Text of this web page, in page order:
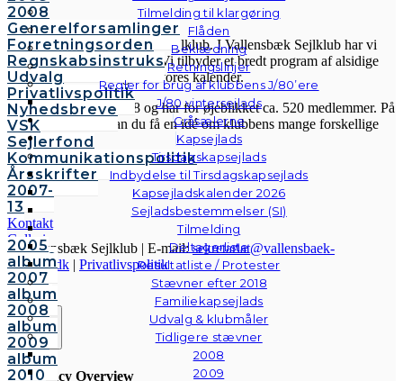
Tilmelding til klargøring
Flåden
Beklædning
Retningslinjer
Regler for brug af klubbens J/80’ere
J/80 vintersejlads
Gråsælerne
Kapsejlads
Tirsdagskapsejlads
Indbydelse til Tirsdagskapsejlads
Kapsejladskalender 2026
Sejladsbestemmelser (SI)
Tilmelding
Deltagerliste
Resultatliste / Protester
Stævner efter 2018
Familiekapsejlads
Udvalg & klubmåler
Tidligere stævner
2008
2009
2008
Generelforsamlinger
Forretningsorden
Regnskabsinstruks
Udvalg
Privatlivspolitik
Nyhedsbreve
VSK
Sejlerfond
Kommunikationspolitik
Årsskrifter
2007-
13
Kontakt
Galleri
Andre
fotos
2005
album
2007
album
2008
album
2009
album
2010
VSK
Velkommen til Vallensbæk Sejlklub. I Vallensbæk Sejlklub har vi
mottoet “den aktive klub”. Vi tilbyder et bredt program af alsidige
aktiviteter, som fremgår af vores kalender.
Sejlklubben er fra 1958 og har for øjeblikket ca. 520 medlemmer. På
hjemmesiden her kan du få en idé om klubbens mange forskellige
aktiviteter.
© Vallensbæk Sejlklub | E-mail:sekretariat@vallensbaek-
sejlklub.dk | Privatlivspolitik
Luk
Privacy Overview